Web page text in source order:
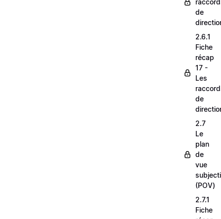
de
2.6.1
Fiche
récap
17 -
Les
de
2.7
Le
plan
de
vue
(POV)
2.7.1
Fiche